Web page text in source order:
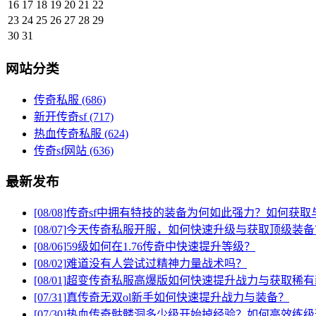
16 17 18 19 20 21 22
23 24 25 26 27 28 29
30 31
网站分类
传奇私服 (686)
新开传奇sf(717)
热血传奇私服 (624)
传奇sf网站 (636)
最新发布
[08/08]传奇sf中拥有特技的装备为何如此强力？如何获取
[08/07]今天传奇私服开服，如何快速升级与获取顶级装备
[08/06]59级如何在1.76传奇中快速提升等级？
[08/02]难道没有人尝试过精神力量战术吗？
[08/01]超变传奇私服高爆版如何快速提升战力与获取稀有
[07/31]真传奇无双ol新手如何快速提升战力与装备？